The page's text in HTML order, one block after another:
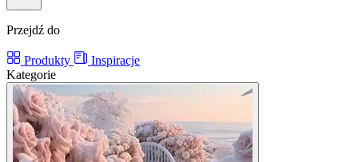
Przejdź do
Produkty
Inspiracje
Kategorie